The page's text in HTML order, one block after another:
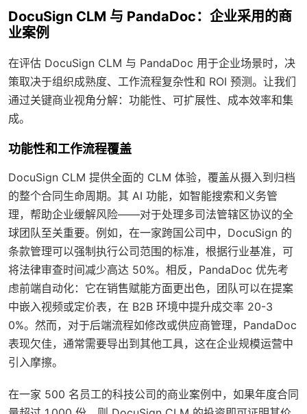
DocuSign CLM 与 PandaDoc：企业采用的商
业案例
在评估 DocuSign CLM 与 PandaDoc 用于企业场景时，决
策取决于组织成熟度、工作流程复杂性和 ROI 预测。让我们
通过关键商业视角分解：功能性、可扩展性、成本效率和集
成。
功能性和工作流程覆盖
DocuSign CLM 提供全面的 CLM 体验，覆盖从摄入到归档
的整个合同生命周期。其 AI 功能，如智能搜索和义务管
理，帮助企业缓解风险——对于处理多司法管辖区协议的全
球团队至关重要。例如，在一家跨国公司中，DocuSign 的
条款管理可以强制执行公司范围的标准，根据行业基准，可
将法律审查时间减少高达 50%。相反，PandaDoc 优先考
虑前端自动化：它在销售赋能方面更出色，团队可以在提案
中嵌入视频或定价表，在 B2B 环境中提升成交率 20-3
0%。然而，对于后端流程如修改或供应商管理，PandaDoc
表现欠佳，通常需要导出到其他工具，这在企业规模运营中
引入摩擦。
在一家 500 名员工的科技公司的商业案例中，如果年度合同